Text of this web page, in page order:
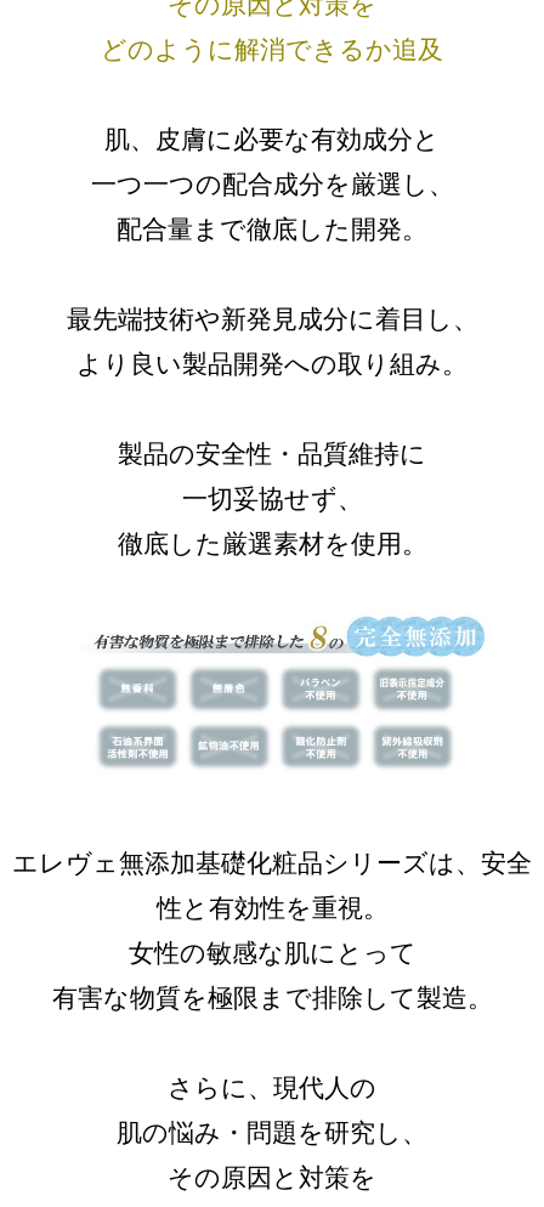
どのように解消できるか追及
肌、皮膚に必要な有効成分と
一つ一つの配合成分を厳選し、
配合量まで徹底した開発。
最先端技術や新発見成分に着目し、
より良い製品開発への取り組み。
製品の安全性・品質維持に
一切妥協せず、
徹底した厳選素材を使用。
エレヴェ無添加基礎化粧品シリーズは、安全
性と有効性を重視。
女性の敏感な肌にとって
有害な物質を極限まで排除して製造。
さらに、現代人の
肌の悩み・問題を研究し、
その原因と対策を